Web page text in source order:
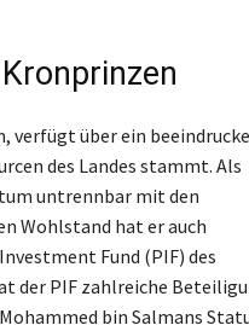
verfügt über ein
des Landes stammt. Als
untrennbar mit den
Wohlstand hat er auch
Fund (PIF) des
der PIF zahlreiche
bin Salmans